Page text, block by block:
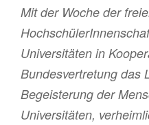
Mit der Woche der
Universitäten in
Bundesvertretung das
Begeisterung der
Universitäten,